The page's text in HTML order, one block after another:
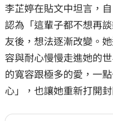
李芷婷在貼文中坦言，
認為「這輩子都不想再
友後，想法逐漸改變。
容與耐心慢慢走進她的
的寬容跟極多的愛，一
心」，也讓她重新打開